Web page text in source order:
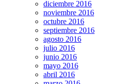
diciembre 2016
noviembre 2016
octubre 2016
septiembre 2016
agosto 2016
julio 2016
junio 2016
mayo 2016
abril 2016